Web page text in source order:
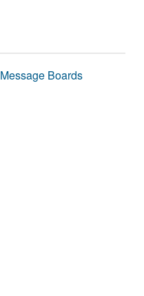
Message Boards